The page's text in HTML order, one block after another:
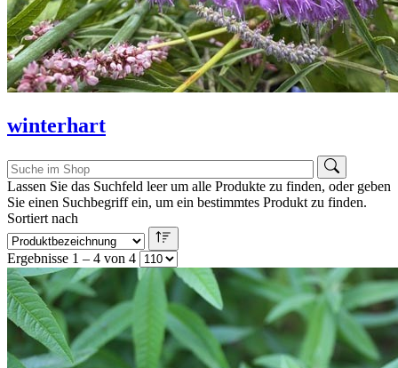
winterhart
Lassen Sie das Suchfeld leer um alle Produkte zu finden, oder geben
Sie einen Suchbegriff ein, um ein bestimmtes Produkt zu finden.
Sortiert nach
Ergebnisse 1 – 4 von 4